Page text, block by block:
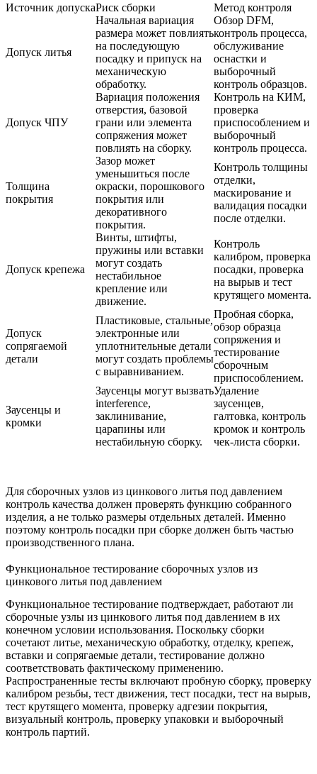
Источник допускаРиск сборки Метод контроля
Допуск литья
Начальная вариация
размера может повлиять
на последующую
посадку и припуск на
механическую
обработку.
Обзор DFM,
контроль процесса,
обслуживание
оснастки и
выборочный
контроль образцов.
Допуск ЧПУ
Вариация положения
отверстия, базовой
грани или элемента
сопряжения может
повлиять на сборку.
Контроль на КИМ,
проверка
приспособлением и
выборочный
контроль процесса.
Толщина
покрытия
Зазор может
уменьшиться после
окраски, порошкового
покрытия или
декоративного
покрытия.
Контроль толщины
отделки,
маскирование и
валидация посадки
после отделки.
Допуск крепежа
Винты, штифты,
пружины или вставки
могут создать
нестабильное
крепление или
движение.
Контроль
калибром, проверка
посадки, проверка
на вырыв и тест
крутящего момента.
Допуск
сопрягаемой
детали
Пластиковые, стальные,
электронные или
уплотнительные детали
могут создать проблемы
с выравниванием.
Пробная сборка,
обзор образца
сопряжения и
тестирование
сборочным
приспособлением.
Заусенцы и
кромки
Заусенцы могут вызвать
interference,
заклинивание,
царапины или
нестабильную сборку.
Удаление
заусенцев,
галтовка, контроль
кромок и контроль
чек-листа сборки.
Для сборочных узлов из цинкового литья под давлением
контроль качества должен проверять функцию собранного
изделия, а не только размеры отдельных деталей. Именно
поэтому контроль посадки при сборке должен быть частью
производственного плана.
Функциональное тестирование сборочных узлов из
цинкового литья под давлением
Функциональное тестирование подтверждает, работают ли
сборочные узлы из цинкового литья под давлением в их
конечном условии использования. Поскольку сборки
сочетают литье, механическую обработку, отделку, крепеж,
вставки и сопрягаемые детали, тестирование должно
соответствовать фактическому применению.
Распространенные тесты включают пробную сборку, проверку
калибром резьбы, тест движения, тест посадки, тест на вырыв,
тест крутящего момента, проверку адгезии покрытия,
визуальный контроль, проверку упаковки и выборочный
контроль партий.